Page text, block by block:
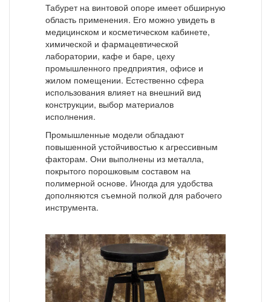
Табурет на винтовой опоре имеет обширную
область применения. Его можно увидеть в
медицинском и косметическом кабинете,
химической и фармацевтической
лаборатории, кафе и баре, цеху
промышленного предприятия, офисе и
жилом помещении. Естественно сфера
использования влияет на внешний вид
конструкции, выбор материалов
исполнения.
Промышленные модели обладают
повышенной устойчивостью к агрессивным
факторам. Они выполнены из металла,
покрытого порошковым составом на
полимерной основе. Иногда для удобства
дополняются съемной полкой для рабочего
инструмента.